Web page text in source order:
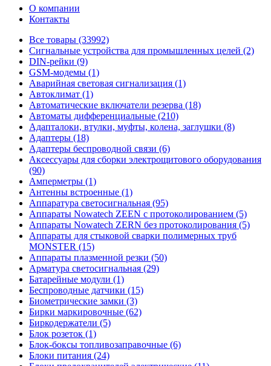
О компании
Контакты
Все товары (33992)
Cигнальные устройства для промышленных целей (2)
DIN-рейки (9)
GSM-модемы (1)
Аварийная световая сигнализация (1)
Автоклимат (1)
Автоматические включатели резерва (18)
Автоматы дифференциальные (210)
Адапталоки, втулки, муфты, колена, заглушки (8)
Адаптеры (18)
Адаптеры беспроводной связи (6)
Аксессуары для сборки электрощитового оборудования
(90)
Амперметры (1)
Антенны встроенные (1)
Аппаратура светосигнальная (95)
Аппараты Nowatech ZEEN c протоколированием (5)
Аппараты Nowatech ZERN без протоколирования (5)
Аппараты для стыковой сварки полимерных труб
MONSTER (15)
Аппараты плазменной резки (50)
Арматура светосигнальная (29)
Батарейные модули (1)
Беспроводные датчики (15)
Биометрические замки (3)
Бирки маркировочные (62)
Биркодержатели (5)
Блок розеток (1)
Блок-боксы топливозаправочные (6)
Блоки питания (24)